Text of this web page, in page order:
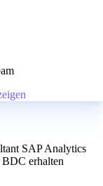
SAP Analytics
erhalten